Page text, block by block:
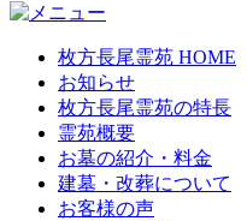
枚方長尾霊苑 HOME
お知らせ
枚方長尾霊苑の特長
霊苑概要
お墓の紹介・料金
建墓・改葬について
お客様の声